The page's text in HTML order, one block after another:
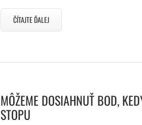
ČÍTAJTE ĎALEJ
MÔŽEME DOSIAHNUŤ BOD,
STOPU